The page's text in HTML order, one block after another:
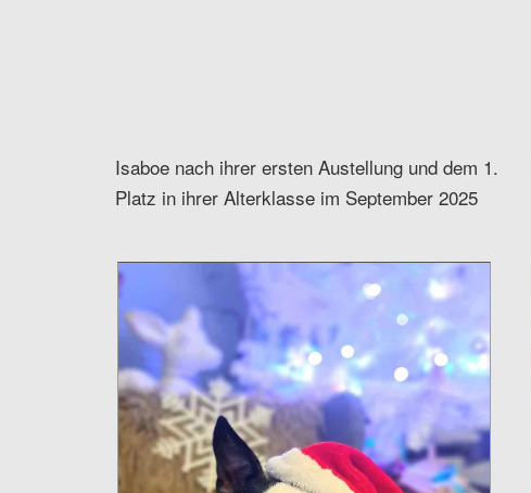
Isaboe nach ihrer ersten Austellung und dem 1.
Platz in ihrer Alterklasse im September 2025